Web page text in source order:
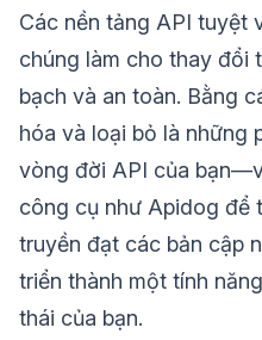
Các nền tảng API tuyệt
chúng làm cho thay đổi
bạch và an toàn. Bằng
hóa và loại bỏ là những
vòng đời API của
công cụ như Apidog để
truyền đạt các bản cập
triển thành một tính
thái của bạn.